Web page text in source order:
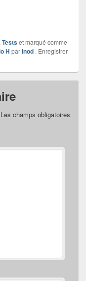
Testset marqué comme
H parInod . Enregistrer
Les champs obligatoires